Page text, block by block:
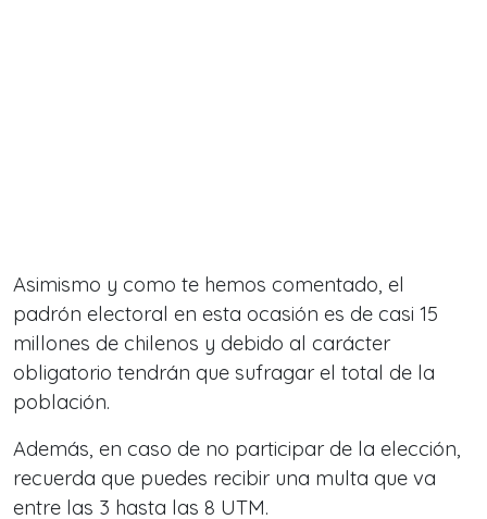
Asimismo y como te hemos comentado, el
padrón electoral en esta ocasión es de casi 15
millones de chilenos y debido al carácter
obligatorio tendrán que sufragar el total de la
población.
Además, en caso de no participar de la elección,
recuerda que puedes recibir una multa que va
entre las 3 hasta las 8 UTM.